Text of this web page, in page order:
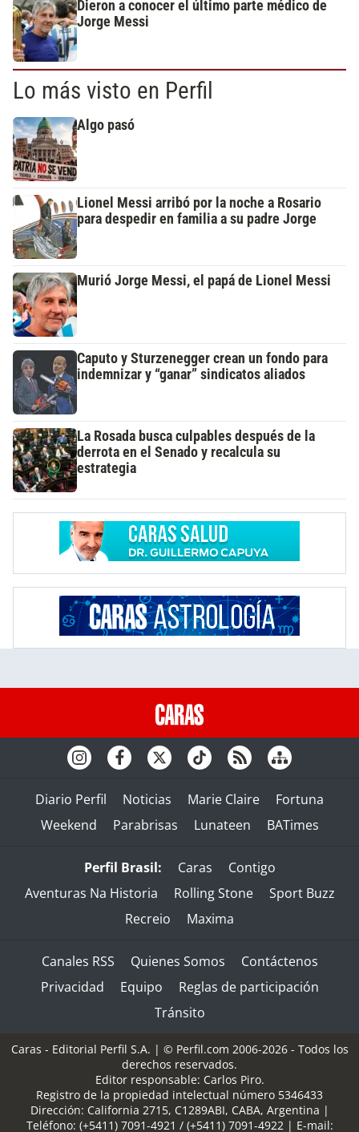
Dieron a conocer el último parte médico de
Jorge Messi
Lo más visto en Perfil
Algo pasó
Lionel Messi arribó por la noche a Rosario
para despedir en familia a su padre Jorge
Murió Jorge Messi, el papá de Lionel Messi
Caputo y Sturzenegger crean un fondo para
indemnizar y “ganar” sindicatos aliados
La Rosada busca culpables después de la
derrota en el Senado y recalcula su
estrategia
Diario Perfil Noticias Marie Claire
Fortuna
Weekend
Parabrisas Lunateen BATimes
Perfil Brasil: Caras
Contigo
Aventuras Na Historia
Rolling Stone
Sport Buzz
Recreio
Maxima
Canales RSS Quienes Somos
Contáctenos
Privacidad
Equipo
Reglas de participación
Tránsito
Caras - Editorial Perfil S.A. | © Perfil.com 2006-2026 - Todos los
derechos reservados.
Editor responsable: Carlos Piro.
Registro de la propiedad intelectual número 5346433
Dirección: California 2715, C1289ABI, CABA, Argentina |
Teléfono: (+5411) 7091-4921 / (+5411) 7091-4922| E-mail: